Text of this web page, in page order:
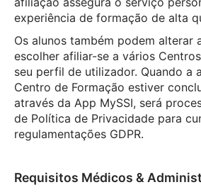
experiência de formação de alta
Os alunos também podem alterar
escolher afiliar-se a vários
seu perfil de utilizador. Quando a
Centro de Formação estiver
através da App MySSI, será
de Política de Privacidade para
regulamentações GDPR.
Requisitos Médicos &